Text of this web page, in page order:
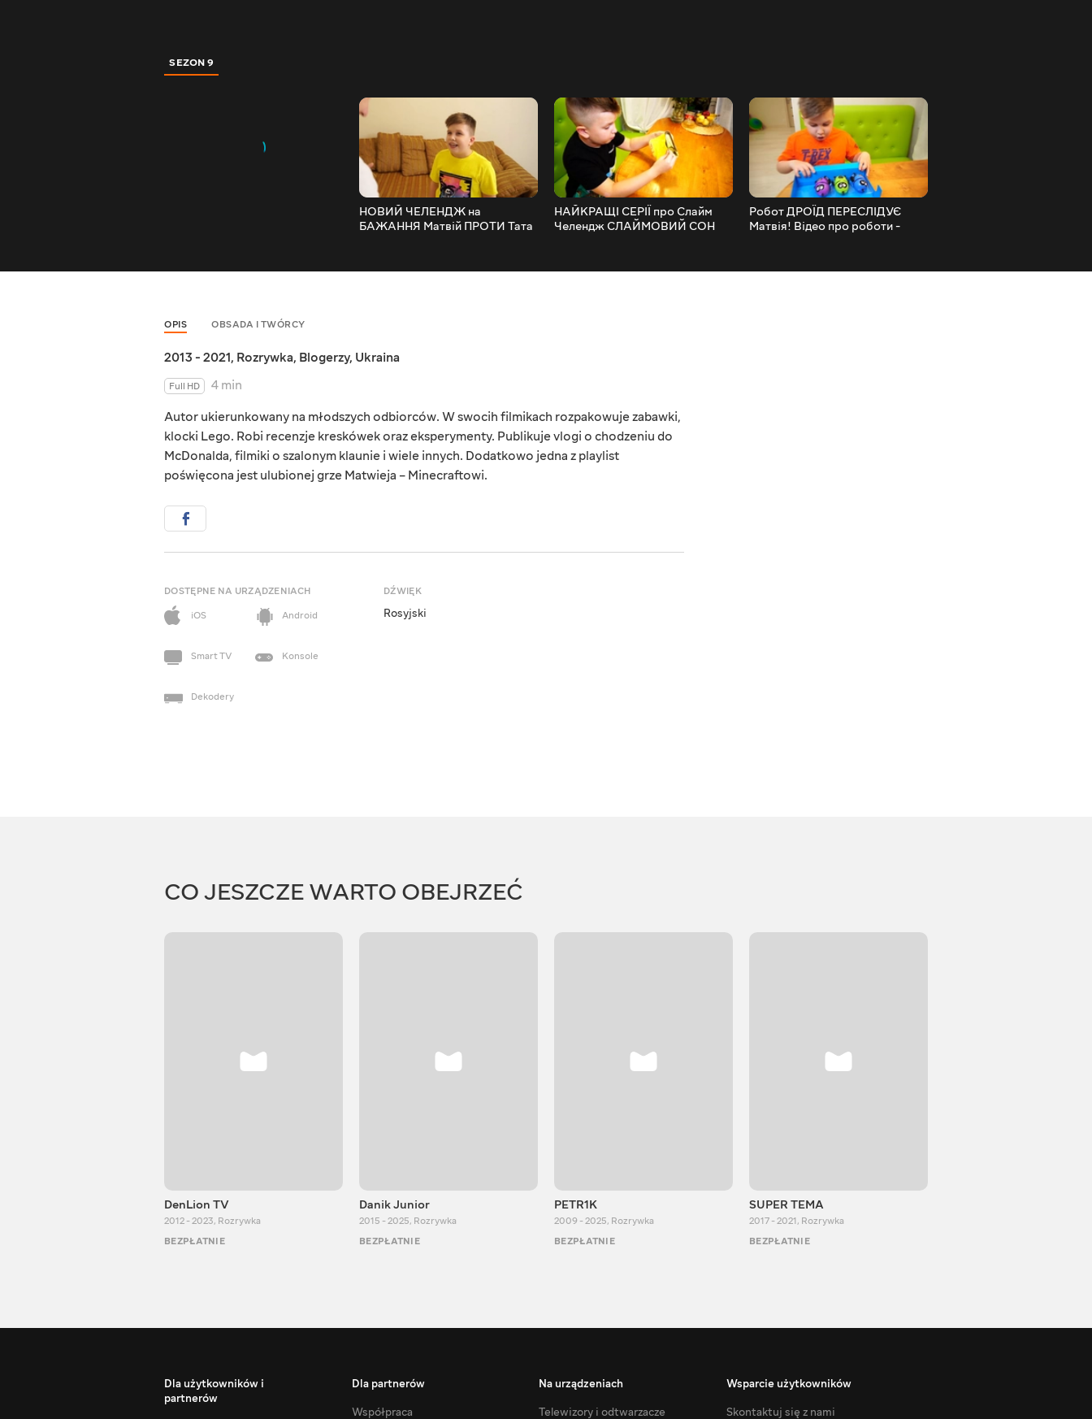
SEZON 9
НОВИЙ ЧЕЛЕНДЖ на
БАЖАННЯ Матвій ПРОТИ Тата
НАЙКРАЩІ СЕРІЇ про Слайм
Челендж СЛАЙМОВИЙ СОН
Робот ДРОЇД ПЕРЕСЛІДУЄ
Матвія! Відео про роботи -
OPIS OBSADA I TWÓRCY
2013 - 2021, Rozrywka, Blogerzy, Ukraina
Full HD
4 min
Autor ukierunkowany na młodszych odbiorców. W swocih filmikach rozpakowuje zabawki,
klocki Lego. Robi recenzje kreskówek oraz eksperymenty. Publikuje vlogi o chodzeniu do
McDonalda, filmiki o szalonym klaunie i wiele innych. Dodatkowo jedna z playlist
poświęcona jest ulubionej grze Matwieja – Minecraftowi.
DOSTĘPNE NA URZĄDZENIACH
iOS
Android
Smart TV Konsole
Dekodery
DŹWIĘK
Rosyjski
CO JESZCZE WARTO OBEJRZEĆ
DenLion TV
2012 - 2023, Rozrywka
BEZPŁATNIE
Danik Junior
2015 - 2025, Rozrywka
BEZPŁATNIE
PETR1K
2009 - 2025, Rozrywka
BEZPŁATNIE
SUPER TEMA
2017 - 2021, Rozrywka
BEZPŁATNIE
Dla użytkowników i
partnerów
Dla partnerów
Współpraca
Na urządzeniach
Telewizory i odtwarzacze
Wsparcie użytkowników
Skontaktuj się z nami